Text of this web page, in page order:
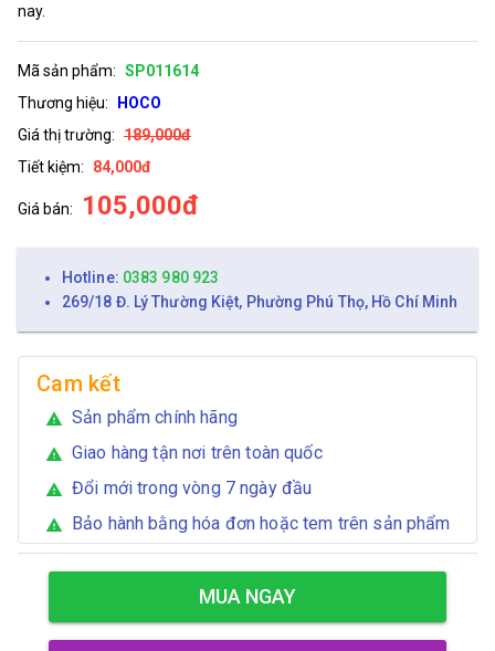
nay.
Mã sản phẩm: SP011614
Thương hiệu:
HOCO
Giá thị trường: 189,000đ
Tiết kiệm:
84,000đ
Giá bán: 105,000đ
Hotline: 0383 980 923
269/18 Đ. Lý Thường Kiệt, Phường Phú Thọ, Hồ Chí Minh
Cam kết
warning Sản phẩm chính hãng
warning Giao hàng tận nơi trên toàn quốc
warning Đổi mới trong vòng 7 ngày đầu
warning Bảo hành bằng hóa đơn hoặc tem trên sản phẩm
MUA NGAY